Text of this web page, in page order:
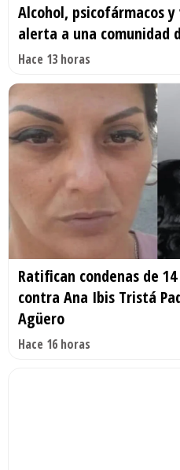
Alcohol, psicofármacos
alerta a una comunidad
Hace 13 horas
Ratifican condenas de
contra Ana Ibis Tristá
Agüero
Hace 16 horas